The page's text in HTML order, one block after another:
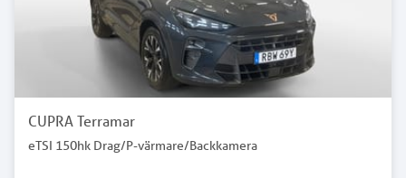
CUPRA Terramar
eTSI 150hk Drag/P-värmare/Backkamera